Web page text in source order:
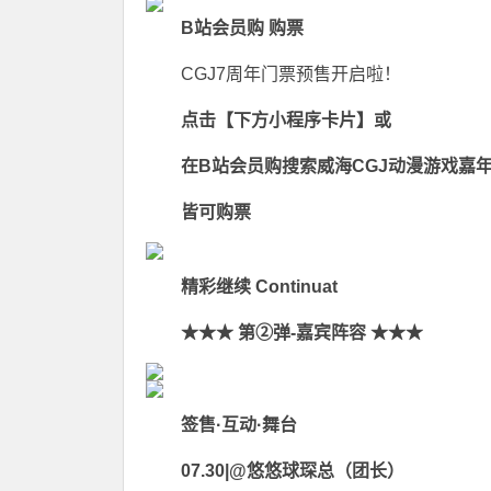
B站会员购 购票
CGJ7周年门票预售开启啦！
点击【下方小程序卡片】或
在B站会员购搜索威海CGJ动漫游戏嘉
皆可购票
精彩继续 Continuat
★★★ 第②弹-嘉宾阵容 ★★★
签售·互动·舞台
07.30|@悠悠球琛总（团长）